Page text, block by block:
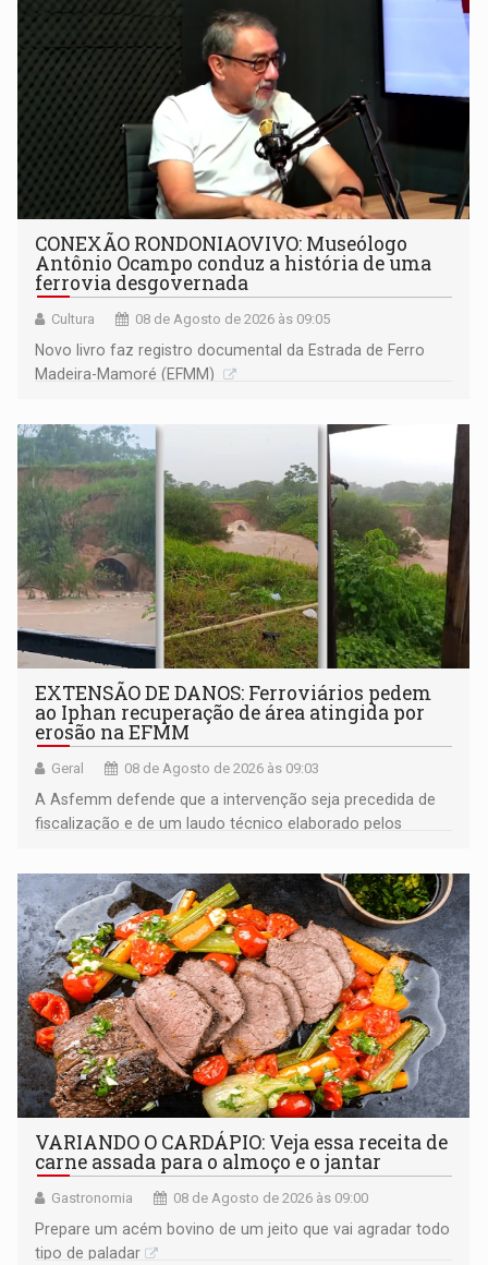
CONEXÃO RONDONIAOVIVO: Museólogo
Antônio Ocampo conduz a história de uma
ferrovia desgovernada
Cultura 08 de Agosto de 2026 às 09:05
Novo livro faz registro documental da Estrada de Ferro
Madeira-Mamoré (EFMM)
EXTENSÃO DE DANOS: Ferroviários pedem
ao Iphan recuperação de área atingida por
erosão na EFMM
Geral 08 de Agosto de 2026 às 09:03
A Asfemm defende que a intervenção seja precedida de
fiscalização e de um laudo técnico elaborado pelos
VARIANDO O CARDÁPIO: Veja essa receita de
carne assada para o almoço e o jantar
Gastronomia 08 de Agosto de 2026 às 09:00
Prepare um acém bovino de um jeito que vai agradar todo
tipo de paladar